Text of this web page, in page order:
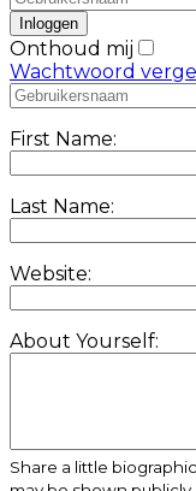
Onthoud mij
Wachtwoord
First Name:
Last Name:
Website:
About Yourself:
Share a little